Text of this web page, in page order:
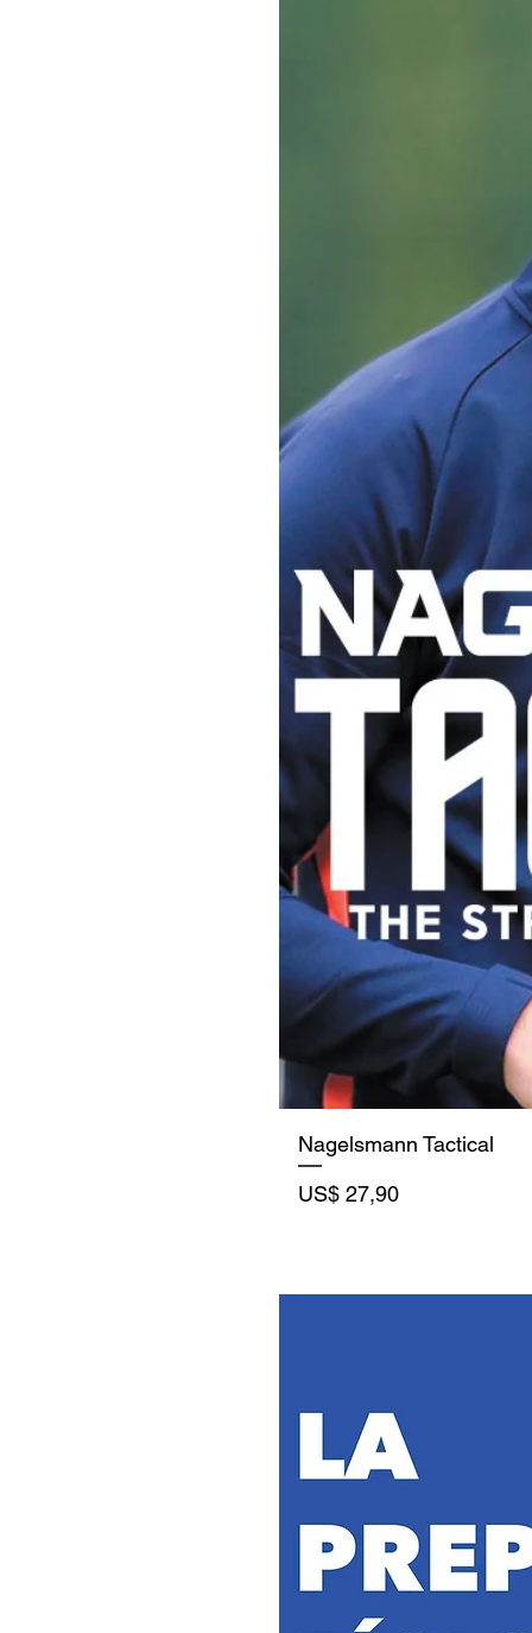
Nagelsmann Tactical
Precio
US$ 27,90